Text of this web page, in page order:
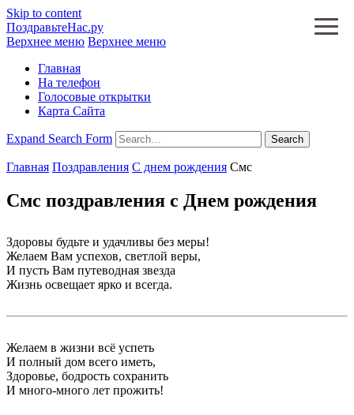
Skip to content
ПоздравьтеНас.ру
Верхнее меню Верхнее меню
Главная
На телефон
Голосовые открытки
Карта Сайта
Expand Search Form Search
Главная Поздравления С днем рождения Смс
Смс поздравления с Днем рождения
Здоровы будьте и удачливы без меры!
Желаем Вам успехов, светлой веры,
И пусть Вам путеводная звезда
Жизнь освещает ярко и всегда.
Желаем в жизни всё успеть
И полный дом всего иметь,
Здоровье, бодрость сохранить
И много-много лет прожить!